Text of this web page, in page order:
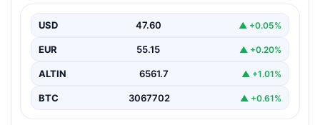
Muhammed Salah için sürdürülen görüşmelerin son
alternatif çözümlere hız…
USD 47.60 ▲ +0.05%
EUR 55.15 ▲ +0.20%
ALTIN 6561.7 ▲ +1.01%
BTC 3067702 ▲ +0.61%